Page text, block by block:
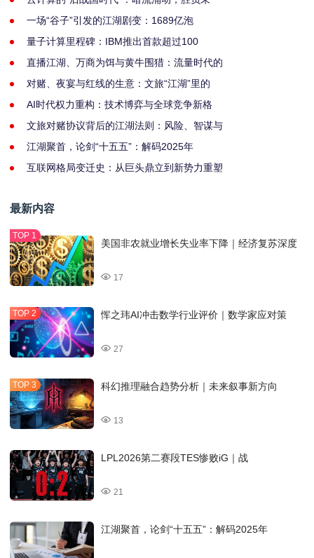
一场“谷子”引发的江湖剧变：1689亿泡
量子计算里程碑：IBM推出首款超过100
直播江湖、万商为饵与黄牛围猎：流量时代的
对赌、夜宴与红线的生意：文旅“江湖”里的
AI时代权力重构：技术博弈与全球竞争新格
文旅对赌协议背后的江湖法则：风险、智谋与
江湖聚首，论剑“十五五”：解码2025年
互联网格局变迁史：从巨头鼎立到新势力重塑
最新内容
美国非农就业增长失业率下降｜经济复苏深度
17
恽之玮AI冲击数学行业评价｜数学家应对策
27
科幻推理融合趋势分析｜未来叙事新方向
13
LPL2026第二赛段TES惨败iG｜战
21
江湖聚首，论剑“十五五”：解码2025年